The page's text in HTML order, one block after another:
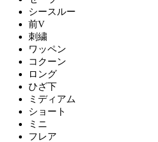
シースルー
前V
刺繍
ワッペン
コクーン
ロング
ひざ下
ミディアム
ショート
ミニ
フレア